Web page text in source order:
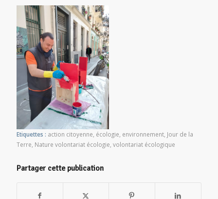
Etiquettes : action citoyenne écologie environnement, Jour de la
Terre Nature volontariat écologie volontariat écologique
Partager cette publication